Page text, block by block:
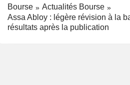
Bourse
Actualités Bourse
Assa Abloy : légère révision à la
résultats après la publication